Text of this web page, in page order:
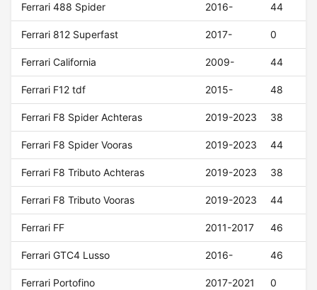
Ferrari 488 Spider 2016- 44
Ferrari 812 Superfast 2017- 0
Ferrari California 2009- 44
Ferrari F12 tdf 2015- 48
Ferrari F8 Spider Achteras 2019-2023 38
Ferrari F8 Spider Vooras 2019-2023 44
Ferrari F8 Tributo Achteras 2019-2023 38
Ferrari F8 Tributo Vooras 2019-2023 44
Ferrari FF 2011-2017 46
Ferrari GTC4 Lusso 2016- 46
Ferrari Portofino 2017-2021 0